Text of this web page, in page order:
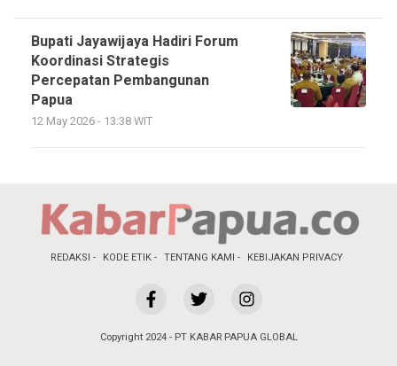
Bupati Jayawijaya Hadiri Forum
Koordinasi Strategis
Percepatan Pembangunan
Papua
12 May 2026 - 13:38 WIT
REDAKSI KODE ETIK TENTANG KAMI KEBIJAKAN PRIVACY
Copyright 2024 - PT KABAR PAPUA GLOBAL